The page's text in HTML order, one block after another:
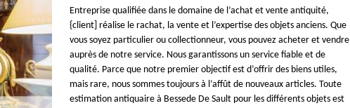
Entreprise qualifiée dans le domaine de l’achat et vente antiquité,
{client] réalise le rachat, la vente et l’expertise des objets anciens. Que
vous soyez particulier ou collectionneur, vous pouvez acheter et vendre
auprès de notre service. Nous garantissons un service fiable et de
qualité. Parce que notre premier objectif est d’offrir des biens utiles,
mais rare, nous sommes toujours à l’affût de nouveaux articles. Toute
estimation antiquaire à Bessede De Sault pour les différents objets est